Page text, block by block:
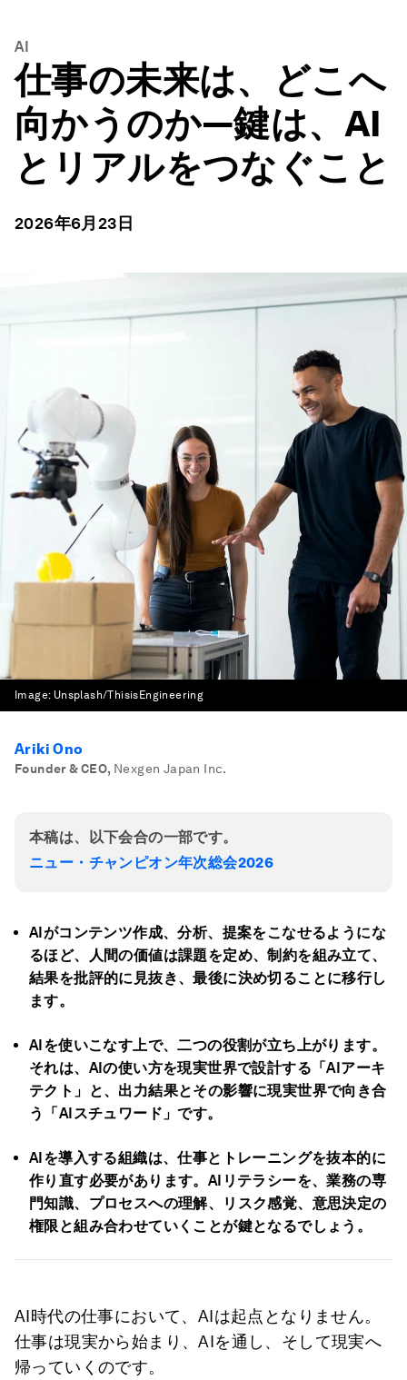
AI
仕事の未来は、どこへ
向かうのか―鍵は、AI
とリアルをつなぐこと
2026年6月23日
Image: Unsplash/ThisisEngineering
Ariki Ono
Founder & CEO, Nexgen Japan Inc.
本稿は、以下会合の一部です。
ニュー・チャンピオン年次総会2026
AIがコンテンツ作成、分析、提案をこなせるようにな
るほど、人間の価値は課題を定め、制約を組み立て、
結果を批評的に見抜き、最後に決め切ることに移行し
ます。
AIを使いこなす上で、二つの役割が立ち上がります。
それは、 AIの使い方を現実世界で設計する「AIアーキ
テクト」と、出力結果とその影響に現実世界で向き合
う「AIスチュワード」です。
AIを導入する組織は、仕事とトレーニングを抜本的に
作り直す必要があります。 AI リテラシーを、業務の専
門知識、プロセスへの理解、リスク感覚、意思決定の
権限と組み合わせていくことが鍵となるでしょう。
AI時代の仕事において、AIは起点となりません。
仕事は現実から始まり、AIを通し、そして現実へ
帰っていくのです。